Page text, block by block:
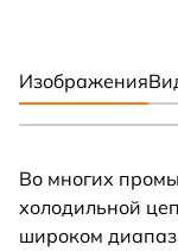
Изображения
Во многих
холодильной
широком